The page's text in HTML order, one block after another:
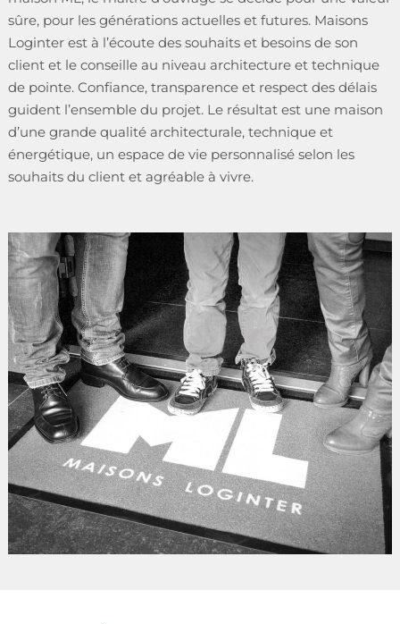
sûre, pour les générations actuelles et futures. Maisons
Loginter est à l’écoute des souhaits et besoins de son
client et le conseille au niveau architecture et technique
de pointe. Confiance, transparence et respect des délais
guident l’ensemble du projet. Le résultat est une maison
d’une grande qualité architecturale, technique et
énergétique, un espace de vie personnalisé selon les
souhaits du client et agréable à vivre.